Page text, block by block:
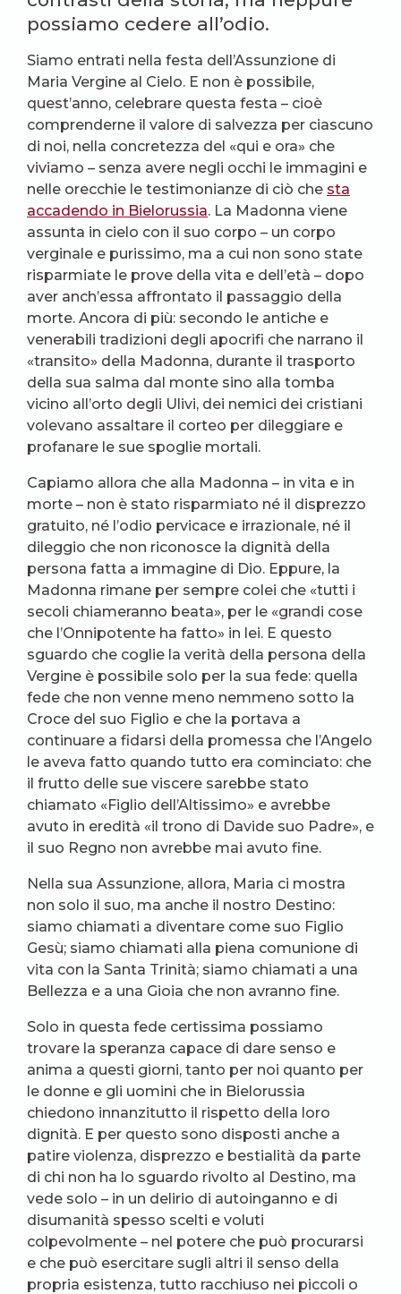
possiamo cedere all’odio.
Siamo entrati nella festa dell’Assunzione di
Maria Vergine al Cielo. E non è possibile,
quest’anno, celebrare questa festa – cioè
comprenderne il valore di salvezza per ciascuno
di noi, nella concretezza del «qui e ora» che
viviamo – senza avere negli occhi le immagini e
nelle orecchie le testimonianze di ciò che sta
accadendo in Bielorussia. La Madonna viene
assunta in cielo con il suo corpo – un corpo
verginale e purissimo, ma a cui non sono state
risparmiate le prove della vita e dell’età – dopo
aver anch’essa affrontato il passaggio della
morte. Ancora di più: secondo le antiche e
venerabili tradizioni degli apocrifi che narrano il
«transito» della Madonna, durante il trasporto
della sua salma dal monte sino alla tomba
vicino all’orto degli Ulivi, dei nemici dei cristiani
volevano assaltare il corteo per dileggiare e
profanare le sue spoglie mortali.
Capiamo allora che alla Madonna – in vita e in
morte – non è stato risparmiato né il disprezzo
gratuito, né l’odio pervicace e irrazionale, né il
dileggio che non riconosce la dignità della
persona fatta a immagine di Dio. Eppure, la
Madonna rimane per sempre colei che «tutti i
secoli chiameranno beata», per le «grandi cose
che l’Onnipotente ha fatto» in lei. E questo
sguardo che coglie la verità della persona della
Vergine è possibile solo per la sua fede: quella
fede che non venne meno nemmeno sotto la
Croce del suo Figlio e che la portava a
continuare a fidarsi della promessa che l’Angelo
le aveva fatto quando tutto era cominciato: che
il frutto delle sue viscere sarebbe stato
chiamato «Figlio dell’Altissimo» e avrebbe
avuto in eredità «il trono di Davide suo Padre», e
il suo Regno non avrebbe mai avuto fine.
Nella sua Assunzione, allora, Maria ci mostra
non solo il suo, ma anche il nostro Destino:
siamo chiamati a diventare come suo Figlio
Gesù; siamo chiamati alla piena comunione di
vita con la Santa Trinità; siamo chiamati a una
Bellezza e a una Gioia che non avranno fine.
Solo in questa fede certissima possiamo
trovare la speranza capace di dare senso e
anima a questi giorni, tanto per noi quanto per
le donne e gli uomini che in Bielorussia
chiedono innanzitutto il rispetto della loro
dignità. E per questo sono disposti anche a
patire violenza, disprezzo e bestialità da parte
di chi non ha lo sguardo rivolto al Destino, ma
vede solo – in un delirio di autoinganno e di
disumanità spesso scelti e voluti
colpevolmente – nel potere che può procurarsi
e che può esercitare sugli altri il senso della
propria esistenza, tutto racchiuso nei piccoli o